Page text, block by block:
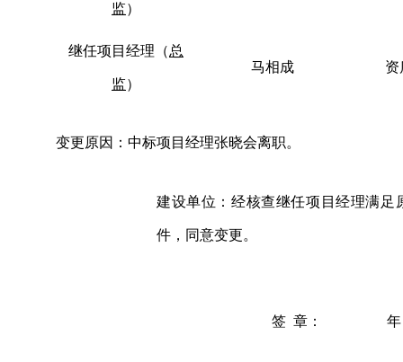
监）
继任项目经理 （总
监）
马相成 资
变更原因： 中标项目经理张晓会离职。
建设单位：经核查继任项目经理满足
件，同意变更。
签 章： 年